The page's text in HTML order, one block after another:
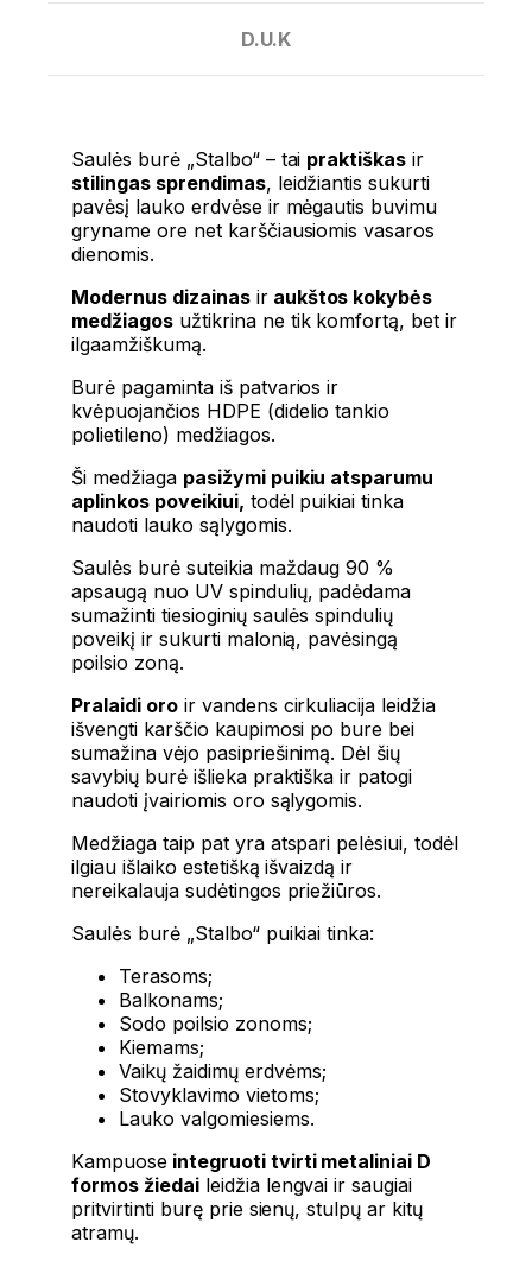
D.U.K
Saulės burė „Stalbo“ – tai praktiškas ir
stilingas sprendimas, leidžiantis sukurti
pavėsį lauko erdvėse ir mėgautis buvimu
gryname ore net karščiausiomis vasaros
dienomis.
Modernus dizainasiraukštos kokybės
medžiagosužtikrina ne tik komfortą, bet ir
ilgaamžiškumą.
Burė pagaminta iš patvarios ir
kvėpuojančios HDPE (didelio tankio
polietileno) medžiagos.
Ši medžiaga pasižymi puikiu atsparumu
aplinkos poveikiui, todėl puikiai tinka
naudoti lauko sąlygomis.
Saulės burė suteikia maždaug 90 %
apsaugą nuo UV spindulių, padėdama
sumažinti tiesioginių saulės spindulių
poveikį ir sukurti malonią, pavėsingą
poilsio zoną.
Pralaidi oroir vandens cirkuliacija leidžia
išvengti karščio kaupimosi po bure bei
sumažina vėjo pasipriešinimą. Dėl šių
savybių burė išlieka praktiška ir patogi
naudoti įvairiomis oro sąlygomis.
Medžiaga taip pat yra atspari pelėsiui, todėl
ilgiau išlaiko estetišką išvaizdą ir
nereikalauja sudėtingos priežiūros.
Saulės burė „Stalbo“ puikiai tinka:
Terasoms;
Balkonams;
Sodo poilsio zonoms;
Kiemams;
Vaikų žaidimų erdvėms;
Stovyklavimo vietoms;
Lauko valgomiesiems.
Kampuoseintegruoti tvirti metaliniai D
formos žiedaileidžia lengvai ir saugiai
pritvirtinti burę prie sienų, stulpų ar kitų
atramų.